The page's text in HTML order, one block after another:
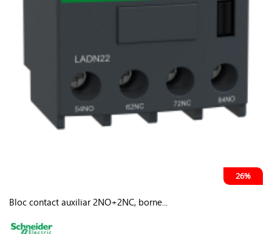
26%
Bloc contact auxiliar 2NO+2NC, borne...